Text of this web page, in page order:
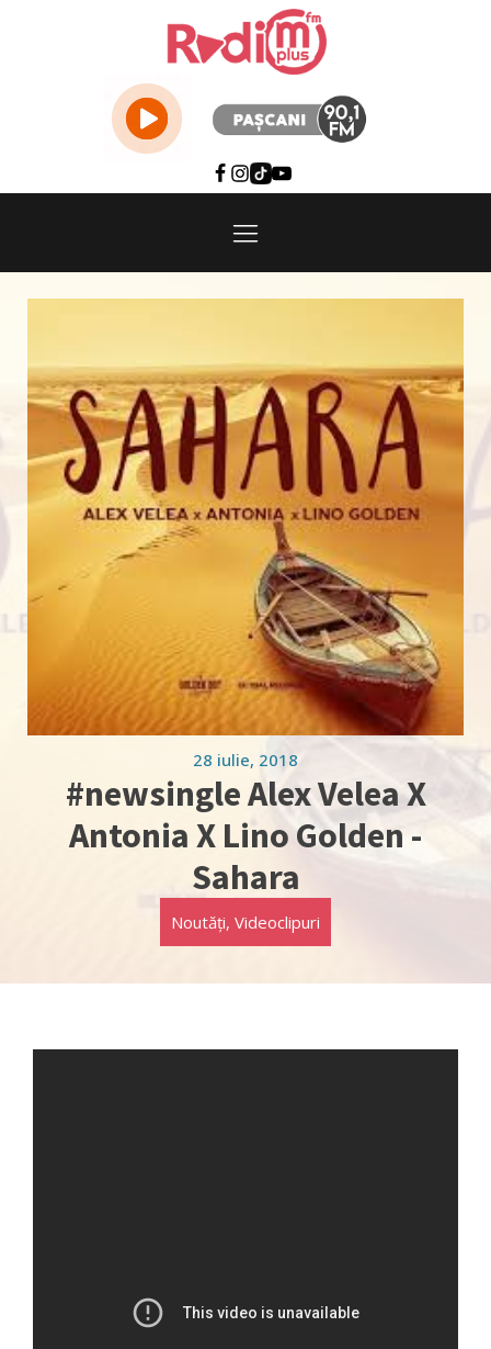
28 iulie, 2018
#newsingle Alex Velea X
Antonia X Lino Golden -
Sahara
Noutăți, Videoclipuri